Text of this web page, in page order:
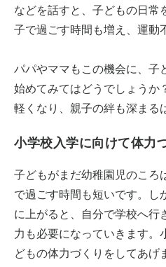
などを話すと、子どもの日常
子で過ごす時間も増え、運動
パパやママもこの機会に、子
始めてみてはどうでしょうか
軽くなり、親子の絆も深まる
小学校入学に向けて体力
子どもがまだ幼稚園児のころ
で過ごす時間も短いです。し
に上がると、自分で学校へ行
力も必要になっていきます。
どもの体力づくりをしてあげ